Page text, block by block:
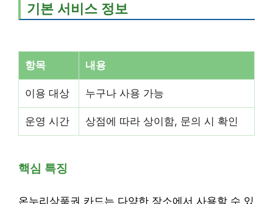
기본 서비스 정보
항목 내용
이용 대상 누구나 사용 가능
운영 시간 상점에 따라 상이함, 문의 시 확인
핵심 특징
온누리상품권 카드는 다양한 장소에서 사용할 수 있